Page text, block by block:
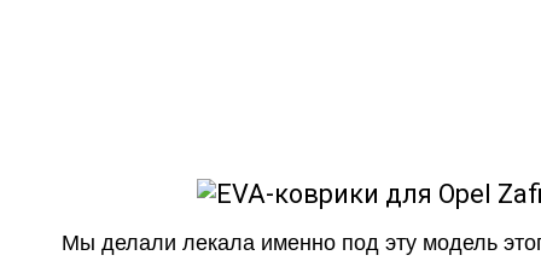
Мы делали лекала именно под эту модель